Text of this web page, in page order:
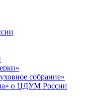
собрание»
о ЦДУМ России